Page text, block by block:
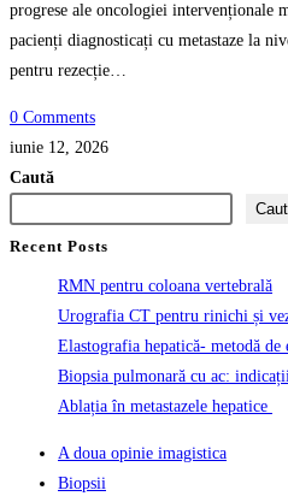
progrese ale oncologiei intervenționale
pacienți diagnosticați cu metastaze la
pentru rezecție…
0 Comments
iunie 12, 2026
Caută
Recent Posts
RMN pentru coloana vertebrală
Urografia CT pentru rinichi și
Elastografia hepatică- metodă
Biopsia pulmonară cu ac:
Ablația în metastazele hepatice
A doua opinie imagistica
Biopsii